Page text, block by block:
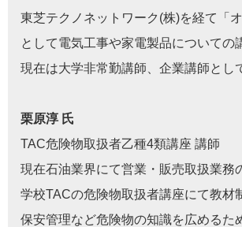
東芝テクノネットワーク(株)を経て「
として電気工事や家電製品についての
現在は大学非常勤講師、企業講師とし
栗原淳 氏
TAC危険物取扱者乙種4類講座 講師
現在石油業界にて営業・販売取扱業務
学校TACの危険物取扱者講座にて教材
保安管理など危険物の知識を広めるた